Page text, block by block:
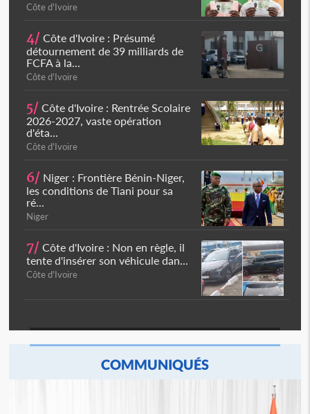
Côte d'Ivoire
4/ Côte d'Ivoire : Présumé
détournement de 39 milliards de
FCFA à la...
Côte d'Ivoire
5/ Côte d'Ivoire : Rentrée Scolaire
2026-2027, vaste opération
d'éta...
Côte d'Ivoire
6/ Niger : Frontière Bénin-Niger,
les conditions de Tiani pour sa
ré...
Niger
7/ Côte d'Ivoire : Non en règle, il
tente d'insérer son véhicule dan...
Côte d'Ivoire
COMMUNIQUÉS